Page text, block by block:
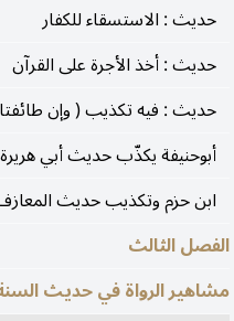
حديث : الاستسقاء للكفار
حديث : أخذ الأجرة على القرآن
حديث : فيه تكذيب ( وإن
أبوحنيفة يكذّب حديث أبي هريرة
ابن حزم وتكذيب حديث
الفصل الثالث
مشاهير الرواة في حديث
واني لعمرى ذو
دهاء وفطنة
أليس صغيراً ملك
مصر ببيعة
وذكر سيف عن هشام
معاوية :